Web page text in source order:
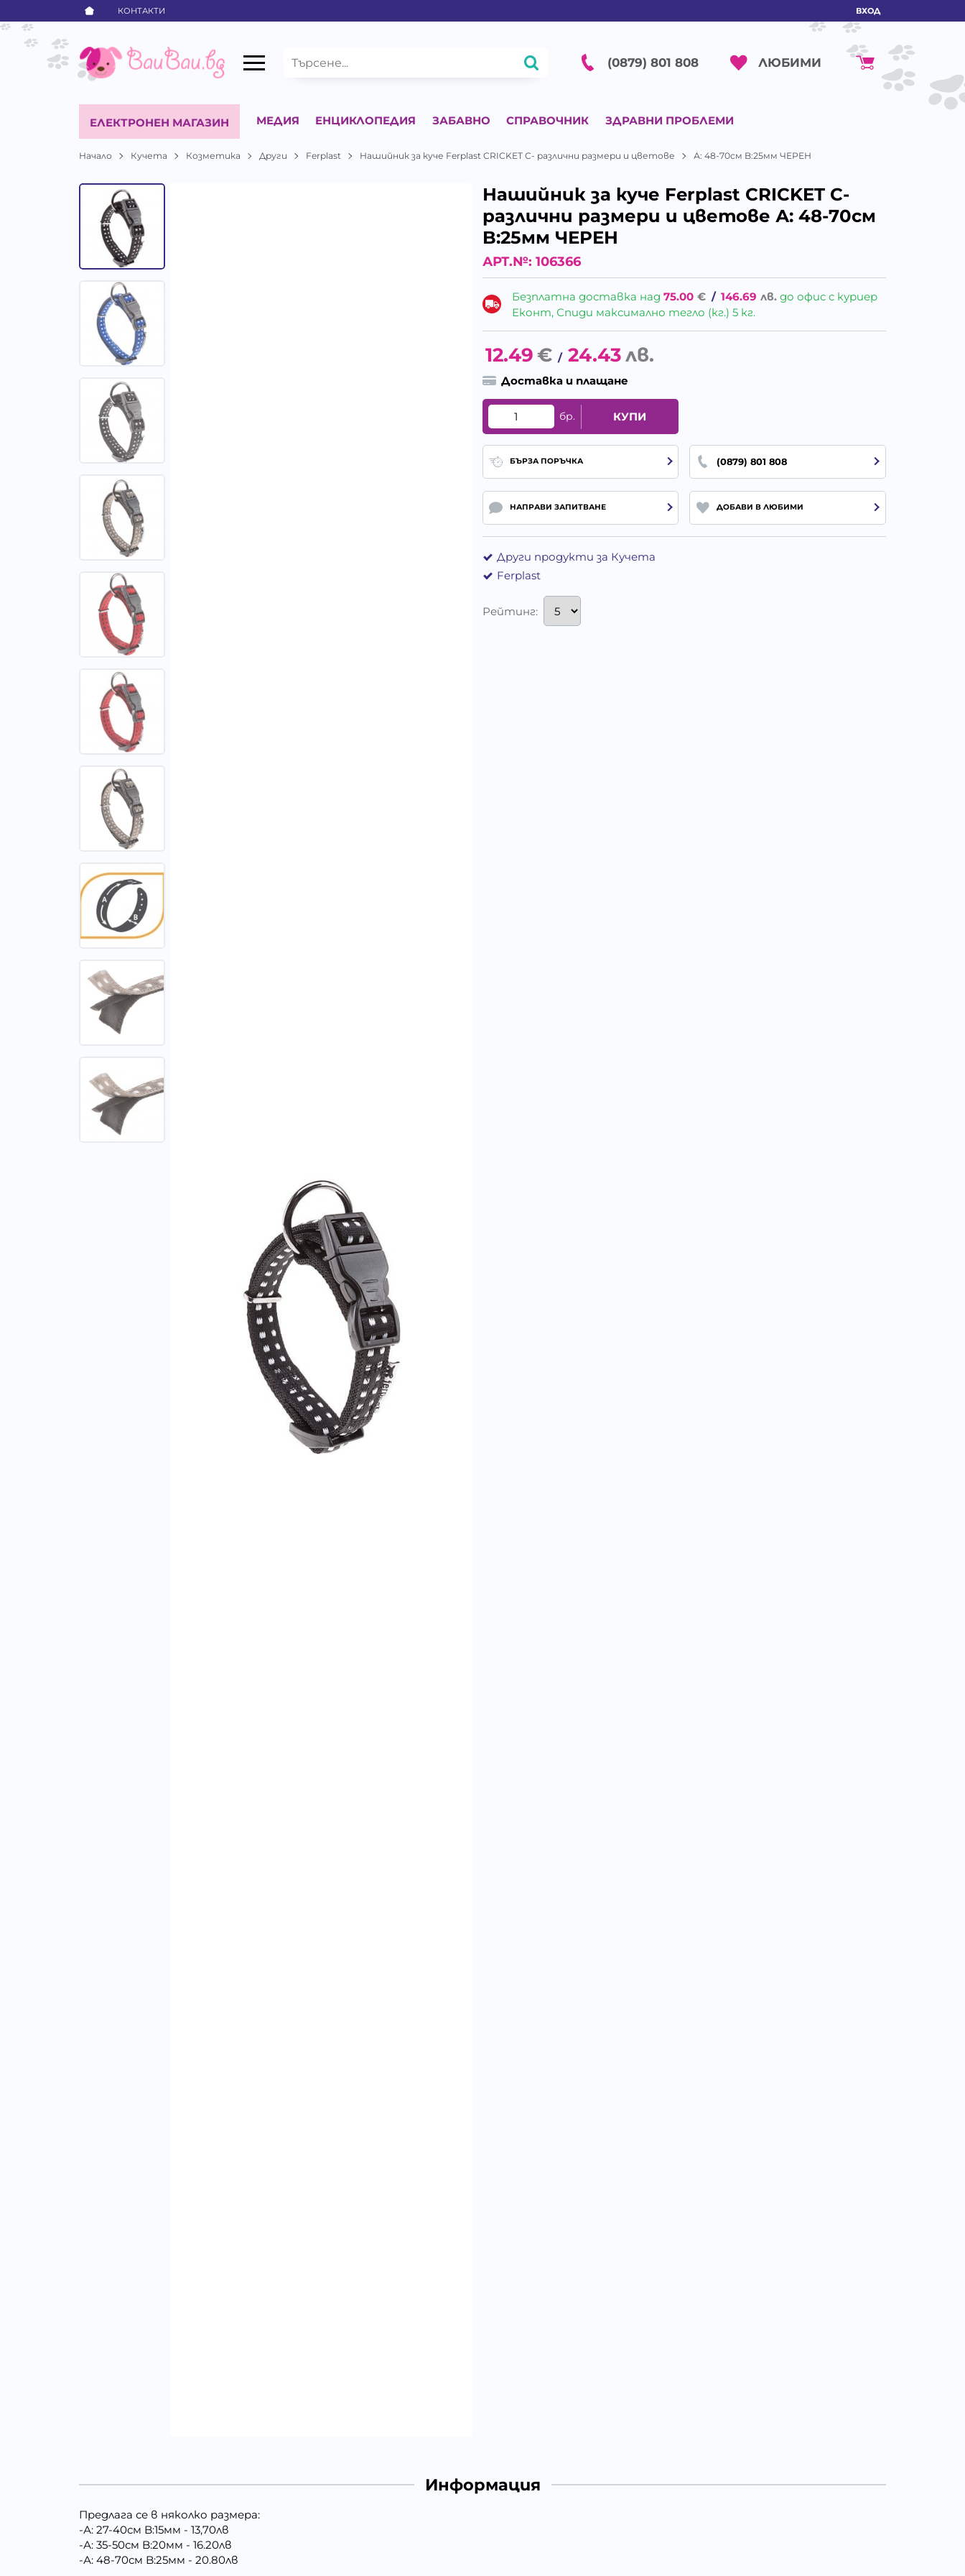
КОНТАКТИ ВХОД
(0879) 801 808 ЛЮБИМИ
ЕЛЕКТРОНЕН МАГАЗИН МЕДИЯ ЕНЦИКЛОПЕДИЯ ЗАБАВНО СПРАВОЧНИК ЗДРАВНИ ПРОБЛЕМИ
Начало Кучета Козметика Други Ferplast Нашийник за куче Ferplast CRICKET C- различни размери и цветове А: 48-70см B:25мм ЧЕРЕН
Нашийник за куче Ferplast CRICKET C-
различни размери и цветове А: 48-70см
B:25мм ЧЕРЕН
АРТ.№: 106366
Безплатна доставка над75.00 € / 146.69 лв. до офис с куриер
Еконт, Спиди максимално тегло (кг.) 5 кг.
12.49€ / 24.43лв.
Доставка и плащане
бр. КУПИ
БЪРЗА ПОРЪЧКА (0879) 801 808
НАПРАВИ ЗАПИТВАНЕ ДОБАВИ В ЛЮБИМИ
Други продукти за Кучета
Ferplast
Рейтинг:
Информация
Предлага се в няколко размера:
-А: 27-40см B:15мм - 13,70лв
-А: 35-50см B:20мм - 16.20лв
-А: 48-70см B:25мм - 20.80лв